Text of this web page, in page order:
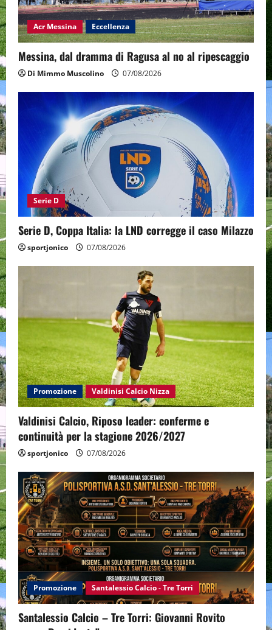
Acr Messina Eccellenza
Messina, dal dramma di Ragusa al no al ripescaggio
Di Mimmo Muscolino 07/08/2026
Serie D
Serie D, Coppa Italia: la LND corregge il caso Milazzo
sportjonico 07/08/2026
Promozione Valdinisi Calcio Nizza
Valdinisi Calcio, Riposo leader: conferme e
continuità per la stagione 2026/2027
sportjonico 07/08/2026
Promozione Santalessio Calcio - Tre Torri
Santalessio Calcio – Tre Torri: Giovanni Rovito